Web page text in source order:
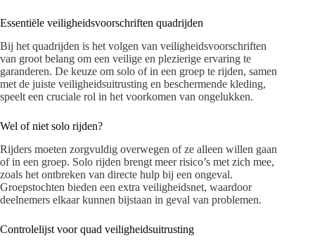
Essentiële veiligheidsvoorschriften quadrijden
Bij het quadrijden is het volgen van veiligheidsvoorschriften
van groot belang om een veilige en plezierige ervaring te
garanderen. De keuze om solo of in een groep te rijden, samen
met de juiste veiligheidsuitrusting en beschermende kleding,
speelt een cruciale rol in het voorkomen van ongelukken.
Wel of niet solo rijden?
Rijders moeten zorgvuldig overwegen of ze alleen willen gaan
of in een groep. Solo rijden brengt meer risico’s met zich mee,
zoals het ontbreken van directe hulp bij een ongeval.
Groepstochten bieden een extra veiligheidsnet, waardoor
deelnemers elkaar kunnen bijstaan in geval van problemen.
Controlelijst voor quad veiligheidsuitrusting